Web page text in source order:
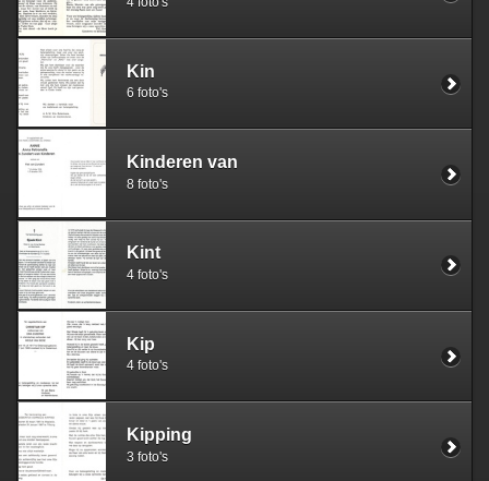
Kin
6 foto's
Kinderen van
8 foto's
Kint
4 foto's
Kip
4 foto's
Kipping
3 foto's